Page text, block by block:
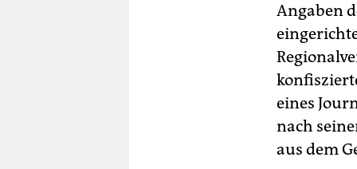
Angaben
eines
nach
aus dem